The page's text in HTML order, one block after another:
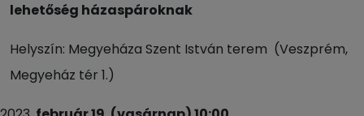
lehetőség házaspároknak
Helyszín: Megyeháza Szent István terem (Veszprém,
Megyeház tér 1.)